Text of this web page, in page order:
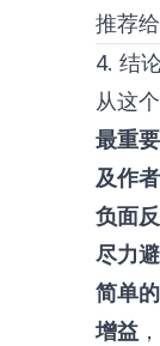
推荐给
4. 结论
从这
最重
及作
负面
尽力避
简单
增益